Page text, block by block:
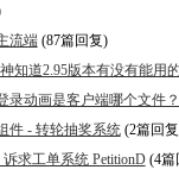
流端(87篇回复)
知道2.95版本有没有能用
录动画是客户端哪个文件？
件 - 转轮抽奖系统(2篇回
求工单系统 PetitionD(4篇